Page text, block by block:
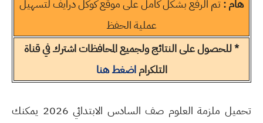
هام :تم الرفع بشكل كامل على موقع كوكل درايف لتسهيل
عملية الحفظ
* للحصول على النتائج ولجميع المحافظات اشترك في قناة
التلكراماضغط هنا
تحميل ملزمة العلوم صف السادس الابتدائي 2026 يمكنك